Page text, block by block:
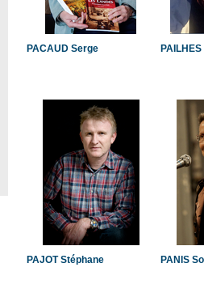
PACAUD Serge
PAJOT Stéphane PANIS